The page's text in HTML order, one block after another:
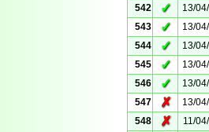
542
✓ 13/
543
✓ 13/
544
✓ 13/
545
✓ 13/
546
✓ 13/
547
✗ 13/
548
✗ 11/